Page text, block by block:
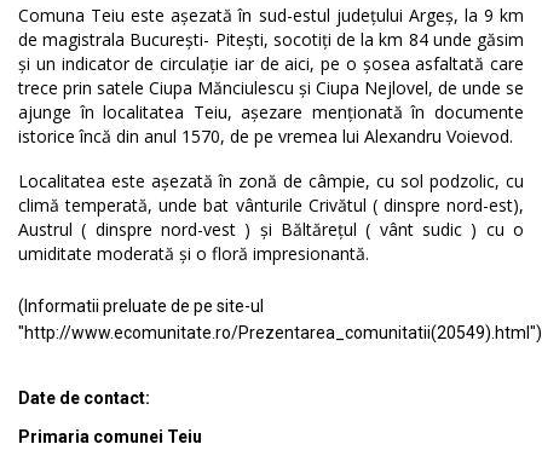
Comuna Teiu este așezată în sud-estul județului Argeș, la 9 km
de magistrala București- Pitești, socotiți de la km 84 unde găsim
și un indicator de circulație iar de aici, pe o șosea asfaltată care
trece prin satele Ciupa Mănciulescu și Ciupa Nejlovel, de unde se
ajunge în localitatea Teiu, așezare menționată în documente
istorice încă din anul 1570, de pe vremea lui Alexandru Voievod.
Localitatea este așezată în zonă de câmpie, cu sol podzolic, cu
climă temperată, unde bat vânturile Crivătul ( dinspre nord-est),
Austrul ( dinspre nord-vest ) și Băltărețul ( vânt sudic ) cu o
umiditate moderată și o floră impresionantă.
(Informatii preluate de pe site-ul
"http://www.ecomunitate.ro/Prezentarea_comunitatii(20549).html")
Date de contact:
Primaria comunei Teiu